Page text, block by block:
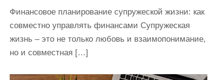
Финансовое планирование супружеской жизни: как
совместно управлять финансами Супружеская
жизнь – это не только любовь и взаимопонимание,
но и совместная […]